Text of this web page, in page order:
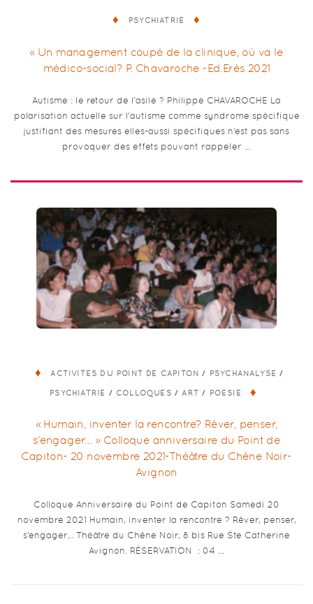
PSYCHIATRIE
« Un management coupé de la clinique, où va le
médico-social? P. Chavaroche -Ed.Erès 2021
Autisme : le retour de l’asile ? Philippe CHAVAROCHE La
polarisation actuelle sur l’autisme comme syndrome spécifique
justifiant des mesures elles-aussi spécifiques n’est pas sans
provoquer des effets pouvant rappeler …
ACTIVITÉS DU POINT DE CAPITON / PSYCHANALYSE /
PSYCHIATRIE / COLLOQUES / ART / POÉSIE
« Humain, inventer la rencontre? Rêver, penser,
s’engager… » Colloque anniversaire du Point de
Capiton- 20 novembre 2021-Théâtre du Chêne Noir-
Avignon
Colloque Anniversaire du Point de Capiton Samedi 20
novembre 2021 Humain, inventer la rencontre ? Rêver, penser,
s’engager… Théâtre du Chêne Noir, 8 bis Rue Ste Catherine
Avignon. RÉSERVATION : 04 …